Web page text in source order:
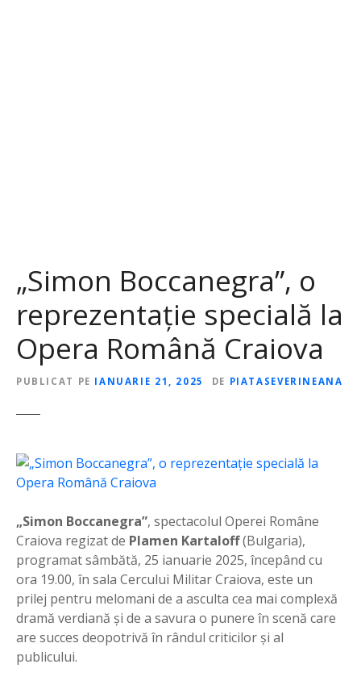
„Simon Boccanegra”, o
reprezentație specială la
Opera Română Craiova
PUBLICAT PE IANUARIE 21, 2025 DE PIATASEVERINEANA
„Simon Boccanegra”, spectacolul Operei Române
Craiova regizat de Plamen Kartaloff(Bulgaria),
programat sâmbătă, 25 ianuarie 2025, începând cu
ora 19.00, în sala Cercului Militar Craiova, este un
prilej pentru melomani de a asculta cea mai complexă
dramă verdiană și de a savura o punere în scenă care
are succes deopotrivă în rândul criticilor și al
publicului.